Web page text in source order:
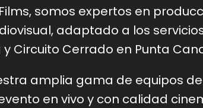
somos expertos en
adaptado a los
Circuito Cerrado en Punta
amplia gama de equipos
en vivo y con calidad